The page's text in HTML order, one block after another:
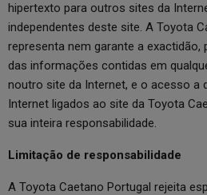
hipertexto para outros sites da
independentes deste site. A Toyota
representa nem garante a
das informações contidas em
noutro site da Internet, e o acesso a
Internet ligados ao site da Toyota
sua inteira responsabilidade.
Limitação de responsabilidade
A Toyota Caetano Portugal rejeita